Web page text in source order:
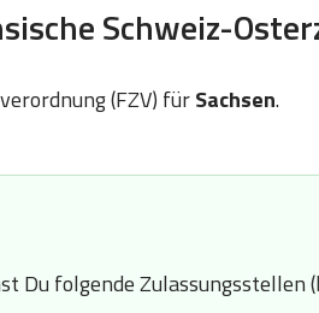
Schweiz-
(FZV) fürSachsen.
Du folgende Zulassungsstellen